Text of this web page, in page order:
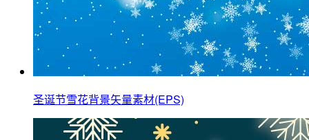
圣诞节雪花背景矢量素材(EPS)